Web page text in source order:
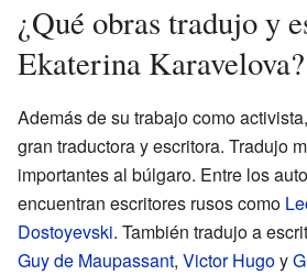
¿Qué obras tradujo y
Ekaterina Karavelova?
Además de su trabajo como
gran traductora y escritora. Tradujo
importantes al búlgaro. Entre los
encuentran escritores rusos como
Dostoyevski. También tradujo a
Guy de Maupassant, Victor Hugoy